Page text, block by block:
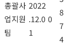
총괄사
업지원
팀
2022
.12.0
1
0
8
7
4